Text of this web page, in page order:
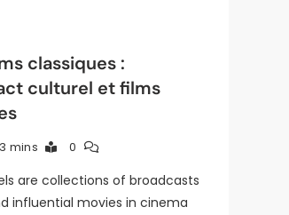
classiques :
culturel et films
mins 0
are collections of broadcasts
influential movies in cinema